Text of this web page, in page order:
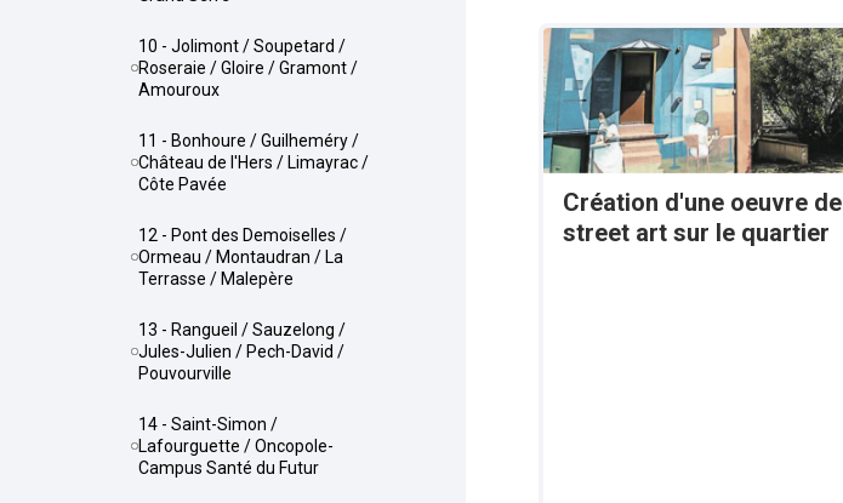
10 - Jolimont / Soupetard /
Roseraie / Gloire / Gramont /
Amouroux
11 - Bonhoure / Guilheméry /
Château de l'Hers / Limayrac /
Côte Pavée
12 - Pont des Demoiselles /
Ormeau / Montaudran / La
Terrasse / Malepère
13 - Rangueil / Sauzelong /
Jules-Julien / Pech-David /
Pouvourville
14 - Saint-Simon /
Lafourguette / Oncopole-
Campus Santé du Futur
Création d'une oeuvre de
street art sur le quartier